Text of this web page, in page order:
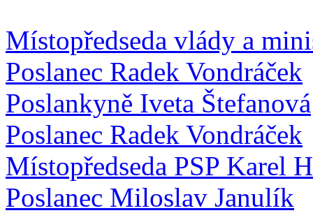
Místopředseda vlády a
Poslanec Radek Vondráček
Poslankyně Iveta Štefanová
Poslanec Radek Vondráček
Místopředseda PSP Karel
Poslanec Miloslav Janulík